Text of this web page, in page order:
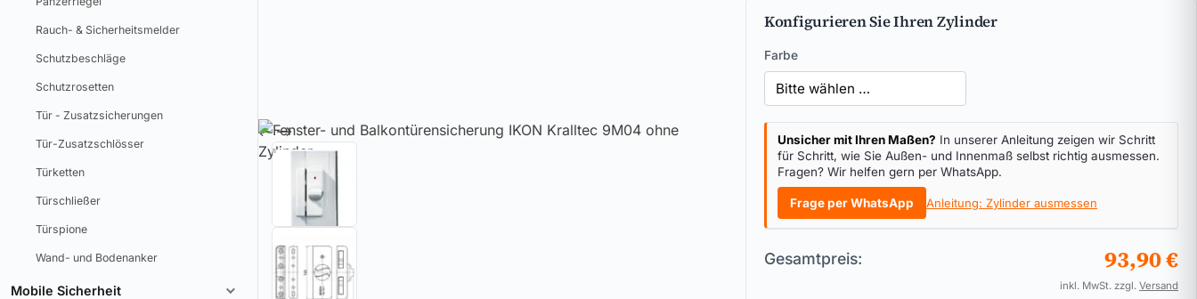
Rauch- & Sicherheitsmelder
Schutzbeschläge
Schutzrosetten
Tür - Zusatzsicherungen
Tür-Zusatzschlösser
Türketten
Türschließer
Türspione
Wand- und Bodenanker
Mobile Sicherheit
Konfigurieren Sie Ihren Zylinder
Farbe
Unsicher mit Ihren Maßen? In unserer Anleitung zeigen wir Schritt
für Schritt, wie Sie Außen- und Innenmaß selbst richtig ausmessen.
Fragen? Wir helfen gern per WhatsApp.
Frage per WhatsApp Anleitung: Zylinder ausmessen
Gesamtpreis: 93,90 €
inkl. MwSt. zzgl. Versand